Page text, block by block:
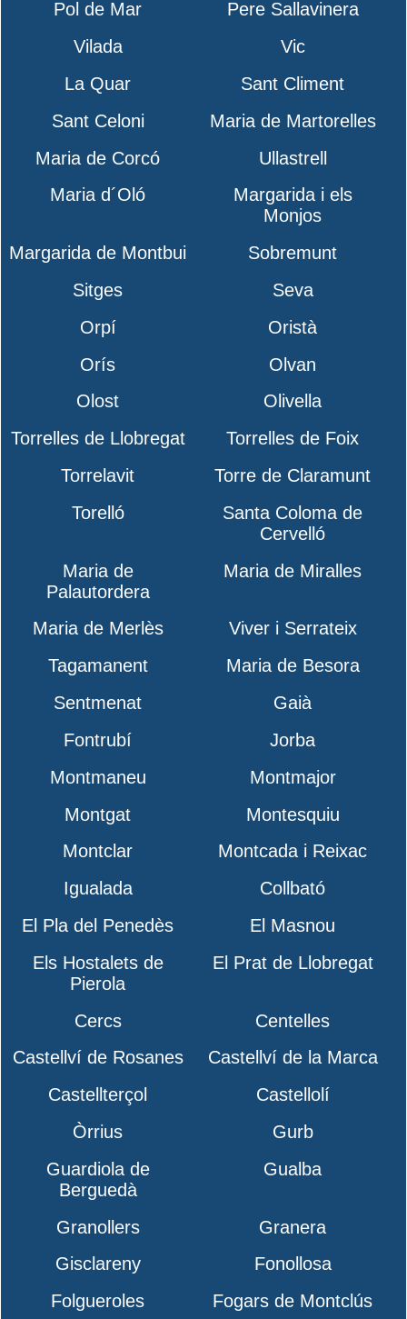
Pol de Mar
Pere Sallavinera
Vilada
Vic
La Quar
Sant Climent
Sant Celoni
Maria de Martorelles
Maria de Corcó
Ullastrell
Maria d´Oló
Margarida i els
Monjos
Margarida de Montbui
Sobremunt
Sitges
Seva
Orpí
Oristà
Orís
Olvan
Olost
Olivella
Torrelles de Llobregat
Torrelles de Foix
Torrelavit
Torre de Claramunt
Torelló
Santa Coloma de
Cervelló
Maria de
Palautordera
Maria de Miralles
Maria de Merlès
Viver i Serrateix
Tagamanent
Maria de Besora
Sentmenat
Gaià
Fontrubí
Jorba
Montmaneu
Montmajor
Montgat
Montesquiu
Montclar
Montcada i Reixac
Igualada
Collbató
El Pla del Penedès
El Masnou
Els Hostalets de
Pierola
El Prat de Llobregat
Cercs
Centelles
Castellví de Rosanes
Castellví de la Marca
Castellterçol
Castellolí
Òrrius
Gurb
Guardiola de
Berguedà
Gualba
Granollers
Granera
Gisclareny
Fonollosa
Folgueroles
Fogars de Montclús